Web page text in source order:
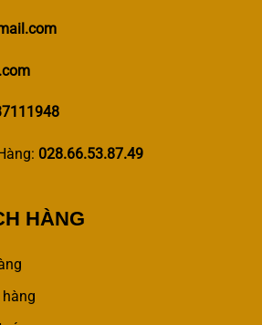
028.66.53.87.49
HÀNG